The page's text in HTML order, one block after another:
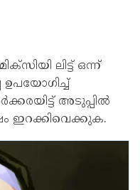
ലിട്ട് ഒന്ന്‌
അടുപ്പിൽ
ഇറക്കിവെക്കുക.